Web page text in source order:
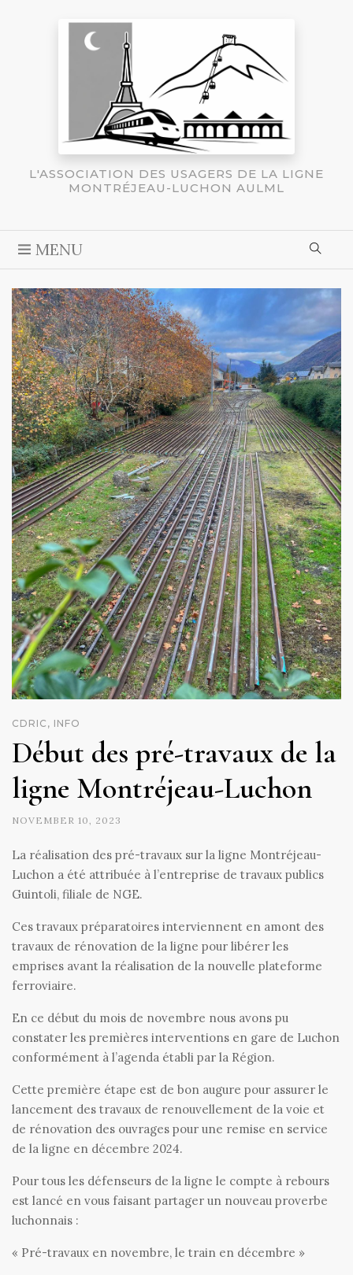
L'ASSOCIATION DES USAGERS DE LA LIGNE
MONTRÉJEAU-LUCHON AULML
MENU
CDRIC, INFO
Début des pré-travaux de la
ligne Montréjeau-Luchon
NOVEMBER 10, 2023
La réalisation des pré-travaux sur la ligne Montréjeau-
Luchon a été attribuée à l’entreprise de travaux publics
Guintoli, filiale de NGE.
Ces travaux préparatoires interviennent en amont des
travaux de rénovation de la ligne pour libérer les
emprises avant la réalisation de la nouvelle plateforme
ferroviaire.
En ce début du mois de novembre nous avons pu
constater les premières interventions en gare de Luchon
conformément à l’agenda établi par la Région.
Cette première étape est de bon augure pour assurer le
lancement des travaux de renouvellement de la voie et
de rénovation des ouvrages pour une remise en service
de la ligne en décembre 2024.
Pour tous les défenseurs de la ligne le compte à rebours
est lancé en vous faisant partager un nouveau proverbe
luchonnais :
« Pré-travaux en novembre, le train en décembre »